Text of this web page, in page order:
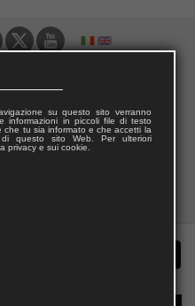
su questo sito verranno
informazioni in piccoli file di testo
che tu sia informato e che accetti la
questo sito Web. Per ulteriori
privacy e sui cookie.